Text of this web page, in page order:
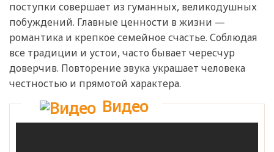
поступки совершает из гуманных, великодушных
побуждений. Главные ценности в жизни —
романтика и крепкое семейное счастье. Соблюдая
все традиции и устои, часто бывает чересчур
доверчив. Повторение звука украшает человека
честностью и прямотой характера.
Видео